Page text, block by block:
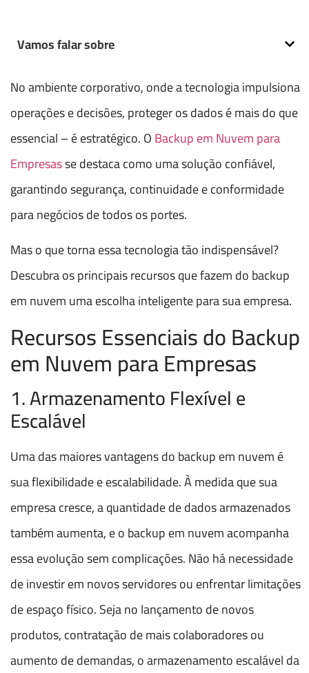
Vamos falar sobre
No ambiente corporativo, onde a tecnologia impulsiona
operações e decisões, proteger os dados é mais do que
essencial – é estratégico. OBackup em Nuvem para
Empresasse destaca como uma solução confiável,
garantindo segurança, continuidade e conformidade
para negócios de todos os portes.
Mas o que torna essa tecnologia tão indispensável?
Descubra os principais recursos que fazem do backup
em nuvem uma escolha inteligente para sua empresa.
Recursos Essenciais do Backup
em Nuvem para Empresas
1. Armazenamento Flexível e
Escalável
Uma das maiores vantagens do backup em nuvem é
sua flexibilidade e escalabilidade. À medida que sua
empresa cresce, a quantidade de dados armazenados
também aumenta, e o backup em nuvem acompanha
essa evolução sem complicações. Não há necessidade
de investir em novos servidores ou enfrentar limitações
de espaço físico. Seja no lançamento de novos
produtos, contratação de mais colaboradores ou
aumento de demandas, o armazenamento escalável da